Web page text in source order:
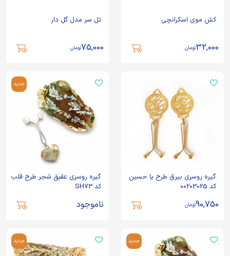
کش موی اسکرانچی
32,000تومان
تل سر مدل گل دار
75,000تومان
گیره روسری بیرق طرح یا حسین
کد 00203025
90,750تومان
جدید
گیره روسری عقیق شجر طرح قلب
کد SH73
ناموجود
جدید جدید